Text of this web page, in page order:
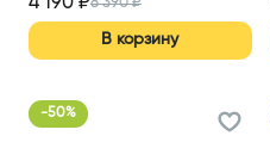
В корзину
-50%